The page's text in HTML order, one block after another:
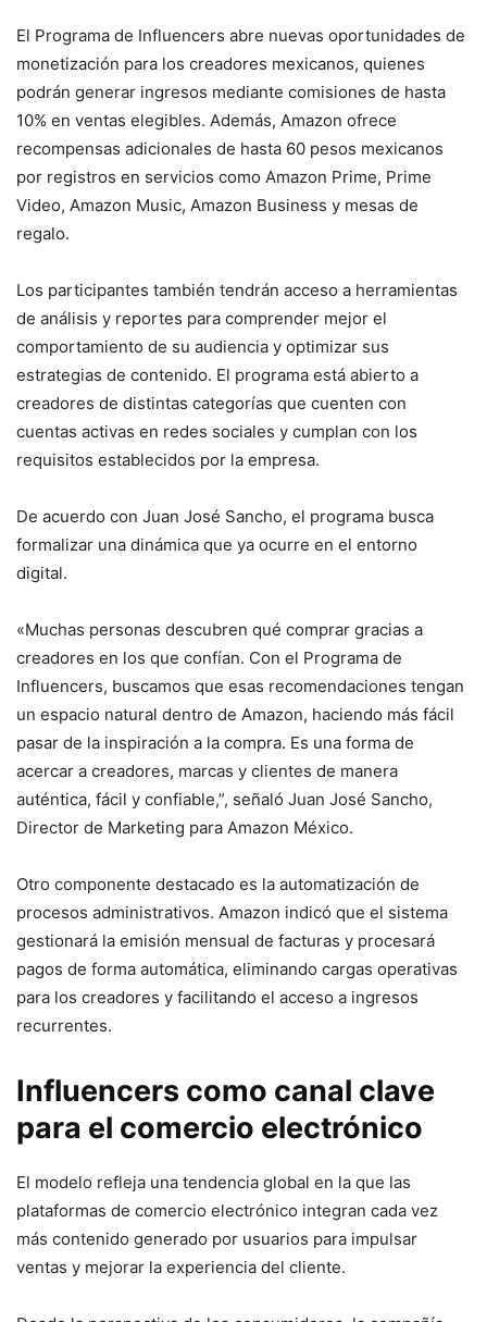
El Programa de Influencers abre nuevas oportunidades de
monetización para los creadores mexicanos, quienes
podrán generar ingresos mediante comisiones de hasta
10% en ventas elegibles. Además, Amazon ofrece
recompensas adicionales de hasta 60 pesos mexicanos
por registros en servicios como Amazon Prime, Prime
Video, Amazon Music, Amazon Business y mesas de
regalo.
Los participantes también tendrán acceso a herramientas
de análisis y reportes para comprender mejor el
comportamiento de su audiencia y optimizar sus
estrategias de contenido. El programa está abierto a
creadores de distintas categorías que cuenten con
cuentas activas en redes sociales y cumplan con los
requisitos establecidos por la empresa.
De acuerdo con Juan José Sancho, el programa busca
formalizar una dinámica que ya ocurre en el entorno
digital.
«Muchas personas descubren qué comprar gracias a
creadores en los que confían. Con el Programa de
Influencers, buscamos que esas recomendaciones tengan
un espacio natural dentro de Amazon, haciendo más fácil
pasar de la inspiración a la compra. Es una forma de
acercar a creadores, marcas y clientes de manera
auténtica, fácil y confiable,”, señaló Juan José Sancho,
Director de Marketing para Amazon México.
Otro componente destacado es la automatización de
procesos administrativos. Amazon indicó que el sistema
gestionará la emisión mensual de facturas y procesará
pagos de forma automática, eliminando cargas operativas
para los creadores y facilitando el acceso a ingresos
recurrentes.
Influencers como canal clave
para el comercio electrónico
El modelo refleja una tendencia global en la que las
plataformas de comercio electrónico integran cada vez
más contenido generado por usuarios para impulsar
ventas y mejorar la experiencia del cliente.